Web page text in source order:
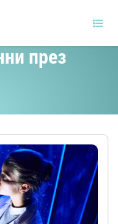
при
през